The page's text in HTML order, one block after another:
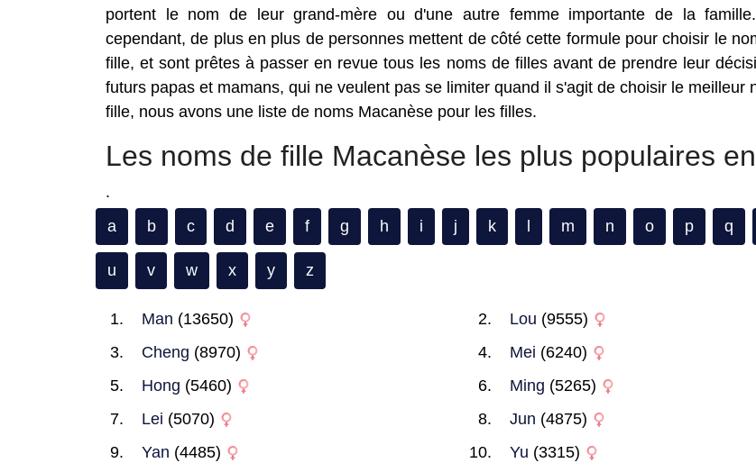
portent le nom de leur grand-mère ou d'une autre femme importante de la famille.
cependant, de plus en plus de personnes mettent de côté cette formule pour choisir le
fille, et sont prêtes à passer en revue tous les noms de filles avant de prendre leur
futurs papas et mamans, qui ne veulent pas se limiter quand il s'agit de choisir le meilleur
fille, nous avons une liste de noms Macanèse pour les filles.
Les noms de fille Macanèse les plus populaires
.
a
b c d e f g h i j k m n o p q
u v w x y z
Man (13650) Lou (9555)
Cheng (8970) Mei (6240)
Hong (5460) Ming (5265)
Lei (5070) Jun (4875)
Yan (4485) Yu (3315)